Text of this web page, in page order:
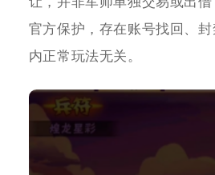
官方保护，存在账号找回、
内正常玩法无关。